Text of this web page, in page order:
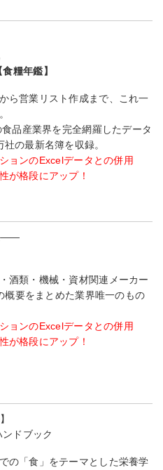
糧年鑑】
ら営業リスト作成まで、これ一
品産業界を完全網羅したデータ
社の最新名簿を収録。
ョンのExcelデータとの併用
が格段にアップ！
――
酒類・機械・資材関連メーカー
概要をまとめた業界唯一のもの
ョンのExcelデータとの併用
が格段にアップ！
ドブック
の「食」をテーマとした栄養学